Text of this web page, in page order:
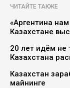
ЧИТАЙТЕ ТАКЖЕ
«Аргентина
Казахстане
20 лет идём не
Казахстана
Казахстан
майнинге